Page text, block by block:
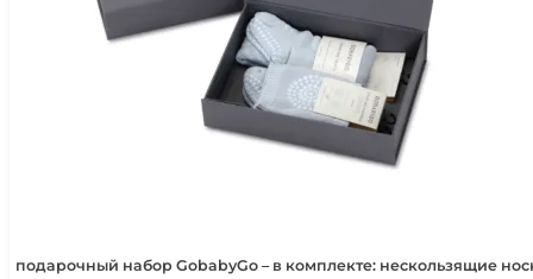
подарочный набор GobabyGo – в комплекте: нескользящие